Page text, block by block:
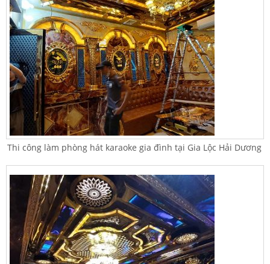
Thi công làm phòng hát karaoke gia đình tại Gia Lộc Hải Dương